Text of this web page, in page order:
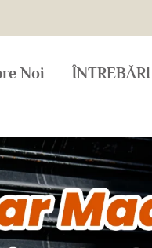
Noi